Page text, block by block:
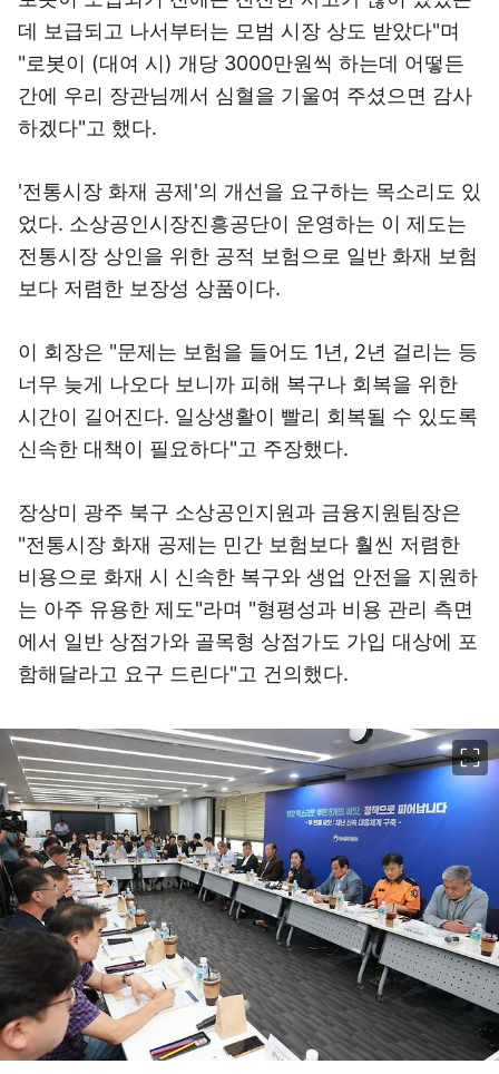
데 보급되고 나서부터는 모범 시장 상도 받았다"며
"로봇이 (대여 시) 개당 3000만원씩 하는데 어떻든
간에 우리 장관님께서 심혈을 기울여 주셨으면 감사
하겠다"고 했다.
'전통시장 화재 공제'의 개선을 요구하는 목소리도 있
었다. 소상공인시장진흥공단이 운영하는 이 제도는
전통시장 상인을 위한 공적 보험으로 일반 화재 보험
보다 저렴한 보장성 상품이다.
이 회장은 "문제는 보험을 들어도 1년, 2년 걸리는 등
너무 늦게 나오다 보니까 피해 복구나 회복을 위한
시간이 길어진다. 일상생활이 빨리 회복될 수 있도록
신속한 대책이 필요하다"고 주장했다.
장상미 광주 북구 소상공인지원과 금융지원팀장은
"전통시장 화재 공제는 민간 보험보다 훨씬 저렴한
비용으로 화재 시 신속한 복구와 생업 안전을 지원하
는 아주 유용한 제도"라며 "형평성과 비용 관리 측면
에서 일반 상점가와 골목형 상점가도 가입 대상에 포
함해달라고 요구 드린다"고 건의했다.